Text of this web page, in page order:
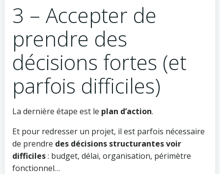
3 – Accepter de
prendre des
décisions fortes (et
parfois difficiles)
La dernière étape est le plan d’action.
Et pour redresser un projet, il est parfois nécessaire
de prendre des décisions structurantes voir
difficiles: budget, délai, organisation, périmètre
fonctionnel…